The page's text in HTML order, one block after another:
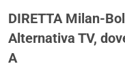
DIRETTA Milan-
Alternativa TV,
A